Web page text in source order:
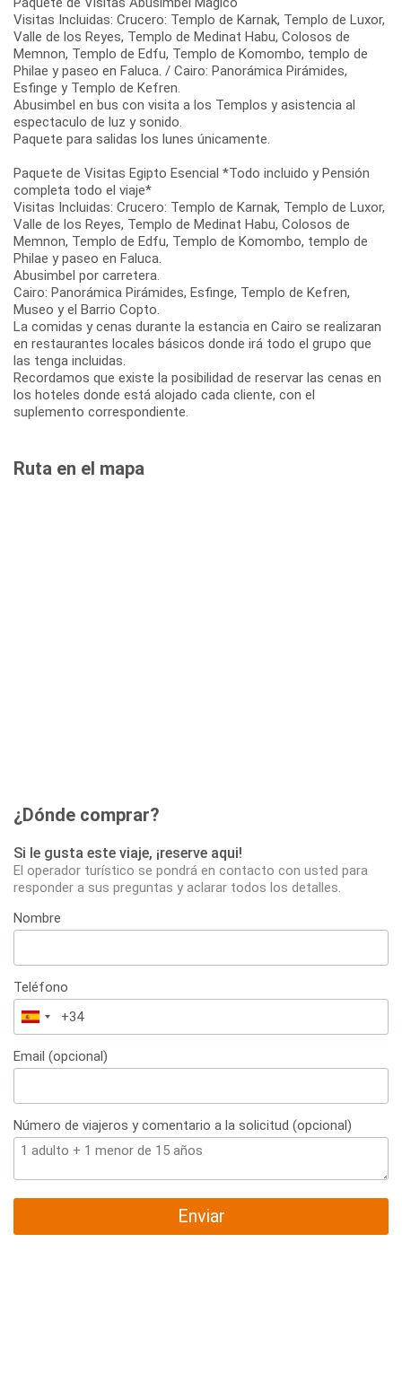
Visitas Incluidas: Crucero: Templo de Karnak, Templo de Luxor,
Valle de los Reyes, Templo de Medinat Habu, Colosos de
Memnon, Templo de Edfu, Templo de Komombo, templo de
Philae y paseo en Faluca. / Cairo: Panorámica Pirámides,
Esfinge y Templo de Kefren.
Abusimbel en bus con visita a los Templos y asistencia al
espectaculo de luz y sonido.
Paquete para salidas los lunes únicamente.
Paquete de Visitas Egipto Esencial *Todo incluido y Pensión
completa todo el viaje*
Visitas Incluidas: Crucero: Templo de Karnak, Templo de Luxor,
Valle de los Reyes, Templo de Medinat Habu, Colosos de
Memnon, Templo de Edfu, Templo de Komombo, templo de
Philae y paseo en Faluca.
Abusimbel por carretera.
Cairo: Panorámica Pirámides, Esfinge, Templo de Kefren,
Museo y el Barrio Copto.
La comidas y cenas durante la estancia en Cairo se realizaran
en restaurantes locales básicos donde irá todo el grupo que
las tenga incluidas.
Recordamos que existe la posibilidad de reservar las cenas en
los hoteles donde está alojado cada cliente, con el
suplemento correspondiente.
Ruta en el mapa
¿Dónde comprar?
Si le gusta este viaje, ¡reserve aqui!
El operador turístico se pondrá en contacto con usted para
responder a sus preguntas y aclarar todos los detalles.
Nombre
Teléfono
España
+34
Email (opcional)
Número de viajeros y comentario a la solicitud (opcional)
Enviar